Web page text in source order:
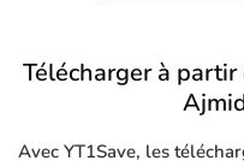
Télécharger à
Avec YT1Save, les